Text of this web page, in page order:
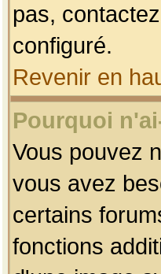
pas,
configuré.
Revenir en
Pourquoi
Vous pouvez
vous avez
certains
fonctions